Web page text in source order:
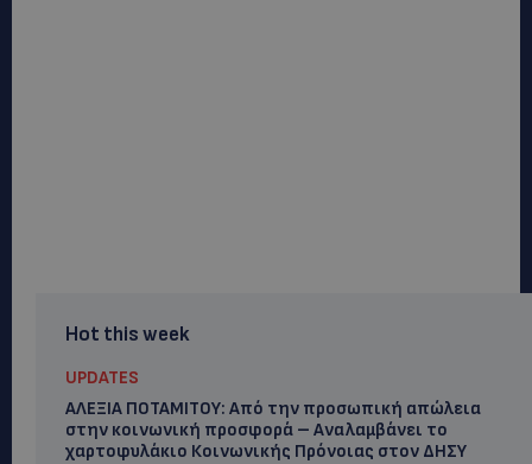
Hot this week
UPDATES
ΑΛΕΞΙΑ ΠΟΤΑΜΙΤΟΥ: Από την προσωπική απώλεια
στην κοινωνική προσφορά – Αναλαμβάνει το
χαρτοφυλάκιο Κοινωνικής Πρόνοιας στον ΔΗΣΥ